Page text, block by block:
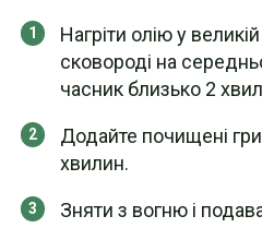
Нагріти олію у
сковороді на
часник близько 2
Додайте почищені
хвилин.
Зняти з вогню і